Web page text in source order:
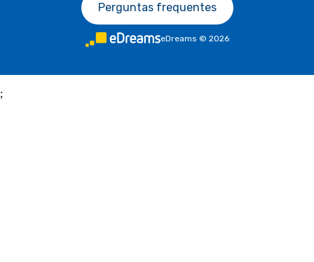
Perguntas frequentes
eDreams © 2026
;